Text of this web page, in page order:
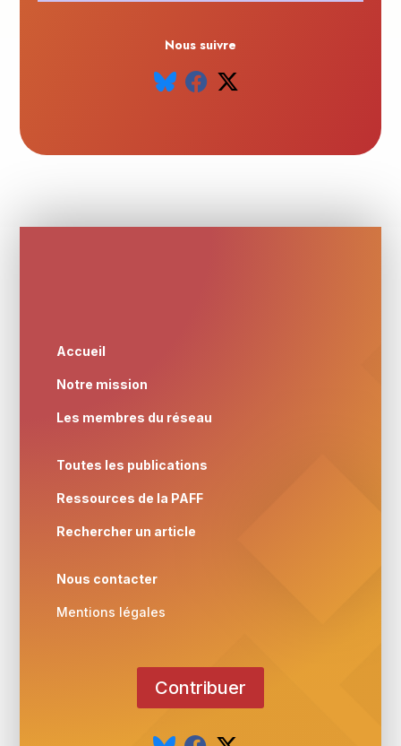
Nous suivre
Accueil
Notre mission
Les membres du réseau
Toutes les publications
Ressources de la PAFF
Rechercher un article
Nous contacter
Mentions légales
Contribuer